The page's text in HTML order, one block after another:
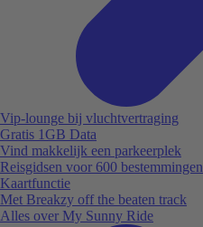
Vip-lounge bij vluchtvertraging
Gratis 1GB Data
Vind makkelijk een parkeerplek
Reisgidsen voor 600 bestemmingen
Kaartfunctie
Met Breakzy off the beaten track
Alles over My Sunny Ride